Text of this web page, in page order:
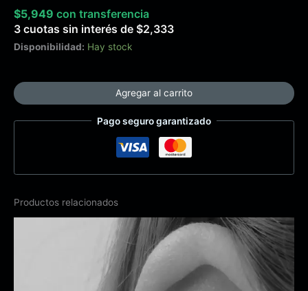
$5,949 con transferencia
3 cuotas sin interés de $2,333
Disponibilidad: Hay stock
Agregar al carrito
Pago seguro garantizado
Productos relacionados